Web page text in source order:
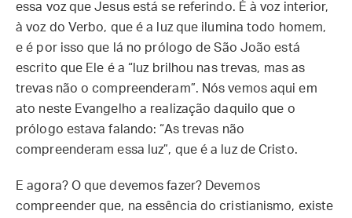
essa voz que Jesus está se referindo. É à voz interior,
à voz do Verbo, que é a luz que ilumina todo homem,
e é por isso que lá no prólogo de São João está
escrito que Ele é a “luz brilhou nas trevas, mas as
trevas não o compreenderam”. Nós vemos aqui em
ato neste Evangelho a realização daquilo que o
prólogo estava falando: “As trevas não
compreenderam essa luz”, que é a luz de Cristo.
E agora? O que devemos fazer? Devemos
compreender que, na essência do cristianismo, existe